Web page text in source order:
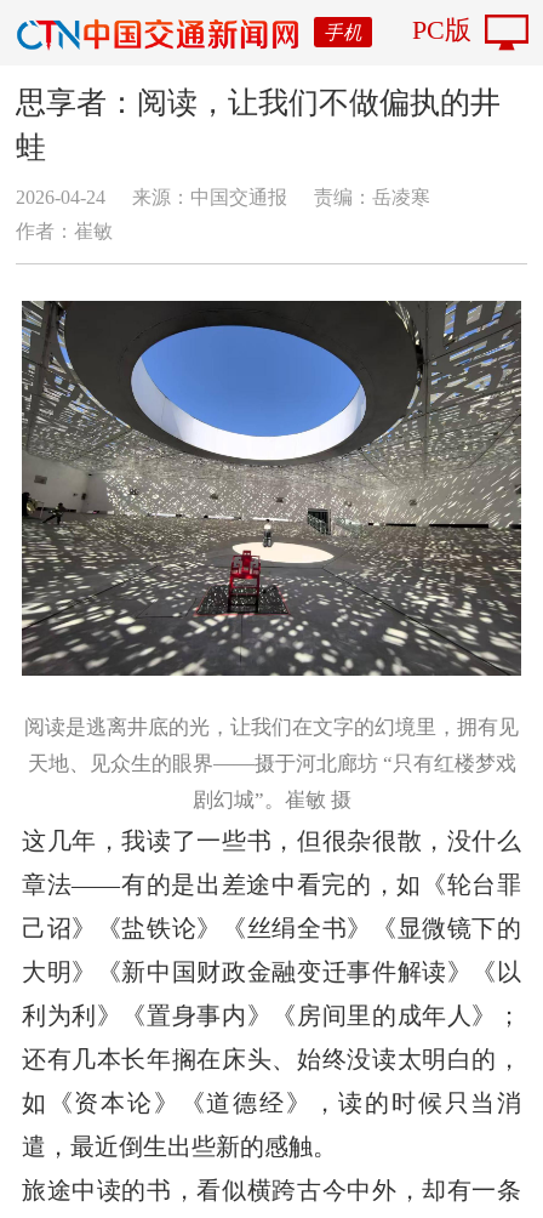
手机 PC版
思享者：阅读，让我们不做偏执的井
蛙
2026-04-24 来源：中国交通报
责编：岳凌寒
作者：崔敏
阅读是逃离井底的光，让我们在文字的幻境里，拥有见
天地、见众生的眼界——摄于河北廊坊 “只有红楼梦戏
剧幻城”。崔敏 摄
这几年，我读了一些书，但很杂很散，没什么
章法——有的是出差途中看完的，如《轮台罪
己诏》《盐铁论》《丝绢全书》《显微镜下的
大明》《新中国财政金融变迁事件解读》《以
利为利》《置身事内》《房间里的成年人》；
还有几本长年搁在床头、始终没读太明白的，
如《资本论》《道德经》，读的时候只当消
遣，最近倒生出些新的感触。
旅途中读的书，看似横跨古今中外，却有一条